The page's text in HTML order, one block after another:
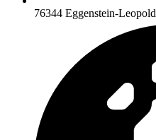
76344 Eggenstein-